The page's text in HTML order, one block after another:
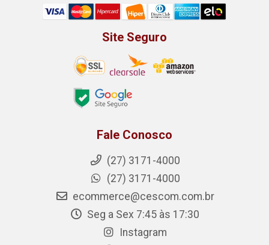
Site Seguro
Fale Conosco
(27) 3171-4000
(27) 3171-4000
ecommerce@cescom.com.br
Seg a Sex 7:45 às 17:30
Instagram